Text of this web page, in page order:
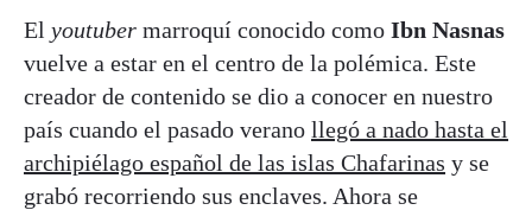
El youtuber marroquí conocido como Ibn Nasnas
vuelve a estar en el centro de la polémica. Este
creador de contenido se dio a conocer en nuestro
país cuando el pasado verano llegó a nado hasta el
archipiélago español de las islas Chafarinas y se
grabó recorriendo sus enclaves. Ahora se